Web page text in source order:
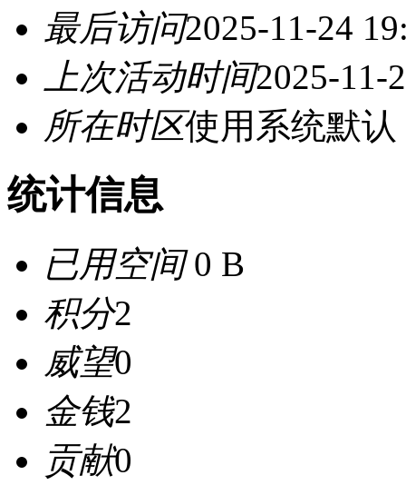
最后访问2025-11-24
上次活动时间2025-11-
所在时区使用系统默认
统计信息
已用空间0 B
积分2
威望0
金钱2
贡献0